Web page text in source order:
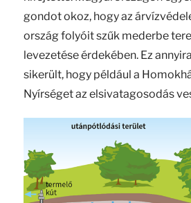
gondot okoz, hogy az
ország folyóit szűk mederbe
levezetése érdekében. Ez
sikerült, hogy például a
Nyírséget az elsivatagosodás